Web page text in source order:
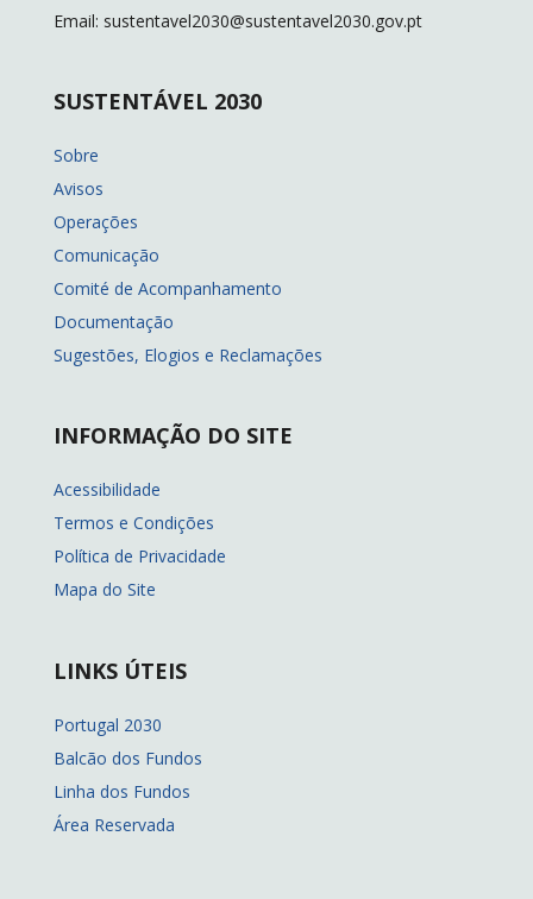
Email: sustentavel2030@sustentavel2030.gov.pt
SUSTENTÁVEL 2030
Sobre
Avisos
Operações
Comunicação
Comité de Acompanhamento
Documentação
Sugestões, Elogios e Reclamações
INFORMAÇÃO DO SITE
Acessibilidade
Termos e Condições
Política de Privacidade
Mapa do Site
LINKS ÚTEIS
Portugal 2030
Balcão dos Fundos
Linha dos Fundos
Área Reservada